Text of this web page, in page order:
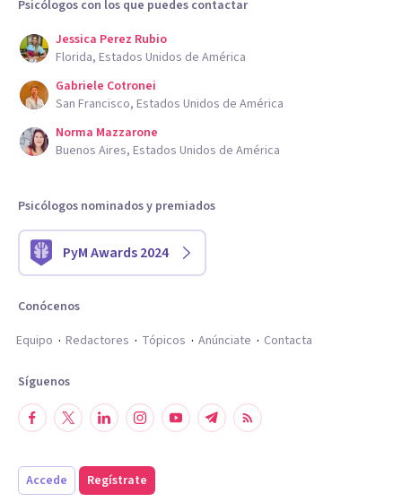
Psicólogos con los que puedes contactar
Jessica Perez Rubio
Florida, Estados Unidos de América
Gabriele Cotronei
San Francisco, Estados Unidos de América
Norma Mazzarone
Buenos Aires, Estados Unidos de América
Psicólogos nominados y premiados
PyM Awards 2024
Conócenos
Equipo
Redactores Tópicos Anúnciate Contacta
Síguenos
Accede Regístrate